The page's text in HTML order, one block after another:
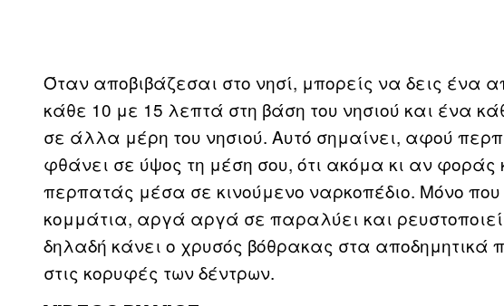
Όταν αποβιβάζεσαι στο νησί, μπορείς να δεις ένα
κάθε 10 με 15 λεπτά στη βάση του νησιού και ένα
σε άλλα μέρη του νησιού. Αυτό σημαίνει, αφού
φθάνει σε ύψος τη μέση σου, ότι ακόμα κι αν
περπατάς μέσα σε κινούμενο ναρκοπέδιο. Μόνο
κομμάτια, αργά αργά σε παραλύει και
δηλαδή κάνει ο χρυσός βόθρακας στα αποδημητικά
στις κορυφές των δέντρων.